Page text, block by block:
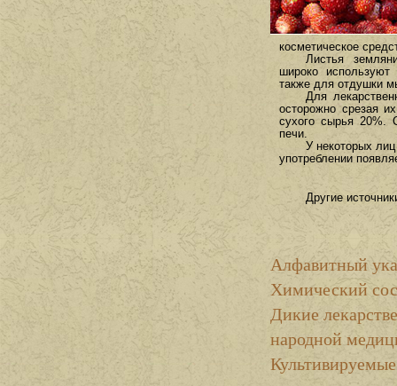
косметическое
Листья
широко используют
также для отдушки
Для
осторожно срезая
сухого сырья 20%.
печи.
У некоторых
употреблении
Другие
Алфавитный
Химический
Дикие
народной